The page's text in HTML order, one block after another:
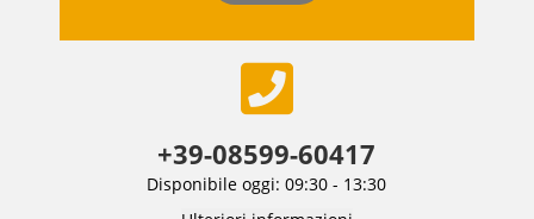
+39-08599-60417
Disponibile oggi: 09:30 - 13:30